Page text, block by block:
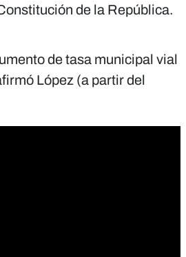
de la República.
de tasa municipal vial
López (a partir del